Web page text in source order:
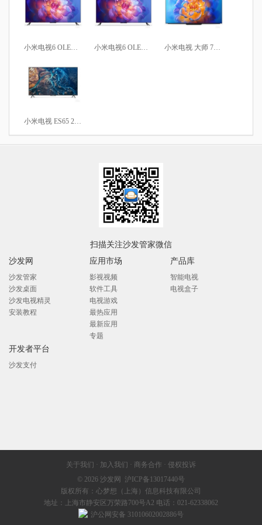
扫描关注沙发管家微信
沙发网
沙发管家
沙发桌面
沙发电视精灵
安装教程
应用市场
影视视频
软件工具
电视游戏
最热应用
最新应用
专题
产品库
智能电视
电视盒子
开发者平台
沙发支付
关于我们 · 加入我们 · 商务合作 · 侵权投诉
© 2026 沙发网 沪ICP备13017440号
版权所有：心梦想（上海）信息科技有限公司
地址：上海市静安区万荣路700号A2 电话：021-62338062
沪公网安备 31010602002886号